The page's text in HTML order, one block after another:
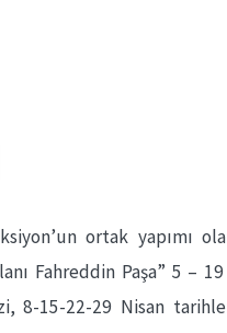
ortak yapımı
Fahreddin Paşa” 5 – 19
8-15-22-29 Nisan